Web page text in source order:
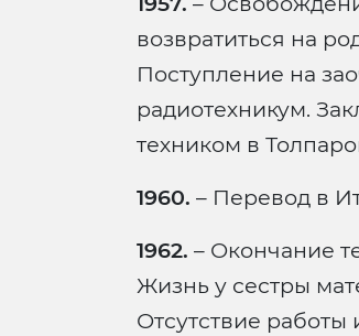
возвратиться на
Поступление на
радиотехникум.
техником в
1960. – Перевод в
1962. – Окончание
Жизнь у сестры
Отсутствие